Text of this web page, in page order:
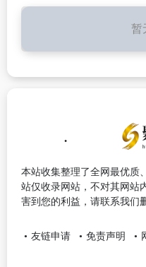
暂
本站收集整理了全网最优质
站仅收录网站，不对其网站
害到您的利益，请联系我们
友链申请 免责声明